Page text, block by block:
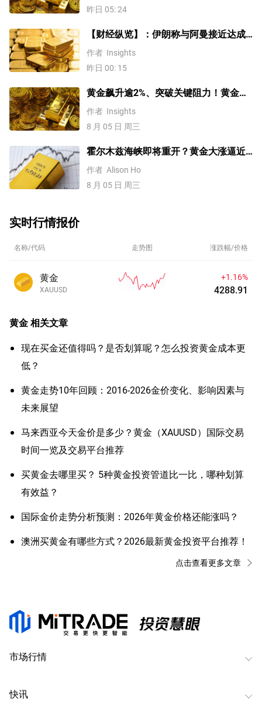
昨日 05: 24
【财经纵览】：伊朗称与阿曼接近达成
协议，黄金涨超200美元、WTI原油三连
跌，道指续创历史新高！
作者 Insights
昨日 00: 15
黄金飙升逾2%、突破关键阻力！黄金、
WTI原油、美元指数、纳指100指数技术
分析
作者 Insights
8 月 05 日 周三
霍尔木兹海峡即将重开？黄金大涨逼近
4200美元！原油价格3连跌
作者 Alison Ho
8 月 05 日 周三
实时行情报价
名称/代码 走势图 涨跌幅/价格
黄金
XAUUSD
+1.16%
4288.91
黄金相关文章
现在买金还值得吗？是否划算呢？怎么投资黄金成本更
低？
黄金走势10年回顾：2016-2026金价变化、影响因素与
未来展望
马来西亚今天金价是多少？黄金（XAUUSD）国际交易
时间一览及交易平台推荐
买黄金去哪里买？ 5种黄金投资管道比一比，哪种划算
有效益？
国际金价走势分析预测：2026年黄金价格还能涨吗？
澳洲买黄金有哪些方式？2026最新黄金投资平台推荐！
点击查看更多文章
市场行情
快讯